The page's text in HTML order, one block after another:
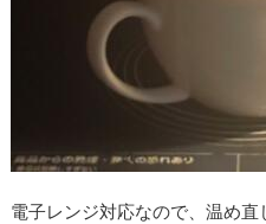
電子レンジ対応なので、温め